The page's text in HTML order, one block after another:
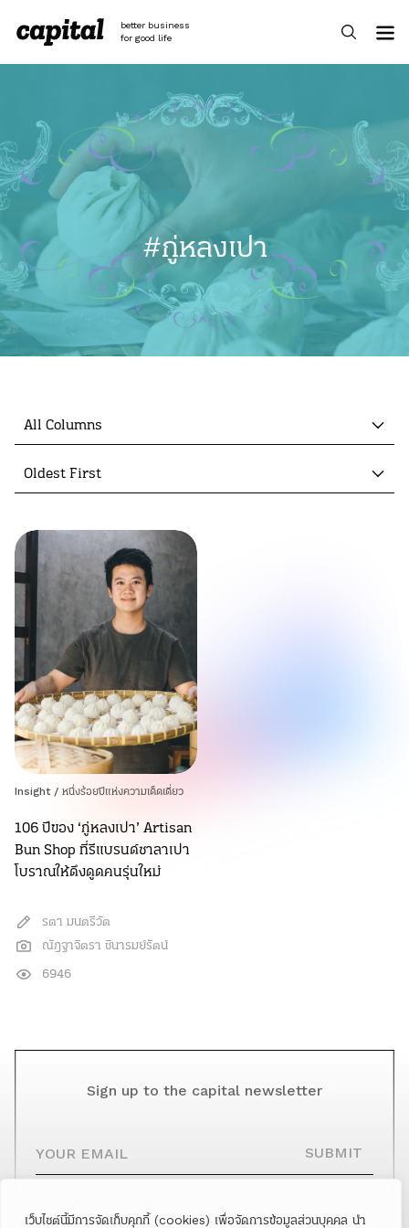
เว็บไซต์นี้มีการจัดเก็บคุกกี้ (cookies) เพื่อจัดการข้อมูลส่วนบุคคล นำ
content
better business
for good life
#กู่หลงเปา
All Columns
Oldest First
Insight / หนึ่งร้อยปีแห่งความเด็ดเดี่ยว
106 ปีของ ‘กู่หลงเปา’ Artisan
Bun Shop ที่รีแบรนด์ซาลาเปา
โบราณให้ดึงดูดคนรุ่นใหม่
รตา มนตรีวัต
ณัฎฐาจิตรา ชินารมย์รัตน์
6946
Sign up to the capital newsletter
SUBMIT